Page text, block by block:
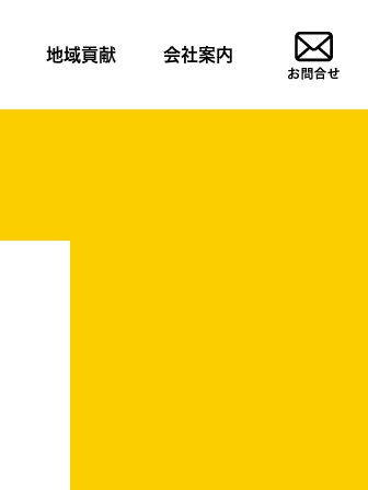
地域貢献 会社案内